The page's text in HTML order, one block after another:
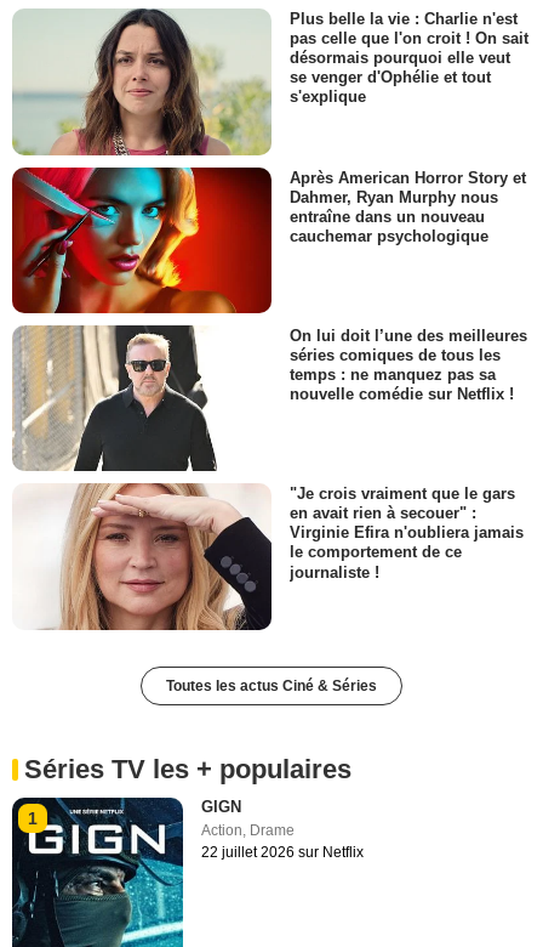
Plus belle la vie : Charlie n'est
pas celle que l'on croit ! On sait
désormais pourquoi elle veut
se venger d'Ophélie et tout
s'explique
Après American Horror Story et
Dahmer, Ryan Murphy nous
entraîne dans un nouveau
cauchemar psychologique
On lui doit l’une des meilleures
séries comiques de tous les
temps : ne manquez pas sa
nouvelle comédie sur Netflix !
"Je crois vraiment que le gars
en avait rien à secouer" :
Virginie Efira n'oubliera jamais
le comportement de ce
journaliste !
Toutes les actus Ciné & Séries
Séries TV les + populaires
1
GIGN
Action Drame
22 juillet 2026 sur Netflix